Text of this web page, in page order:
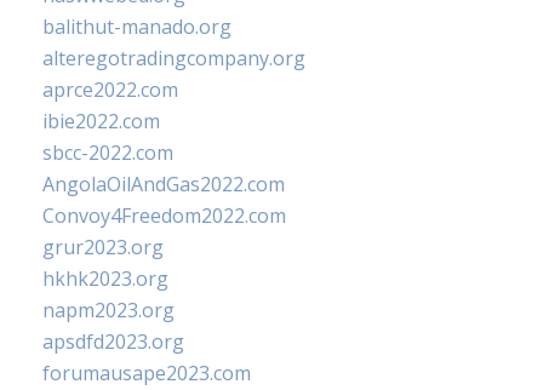
balithut-manado.org
alteregotradingcompany.org
aprce2022.com
ibie2022.com
sbcc-2022.com
AngolaOilAndGas2022.com
Convoy4Freedom2022.com
grur2023.org
hkhk2023.org
napm2023.org
apsdfd2023.org
forumausape2023.com